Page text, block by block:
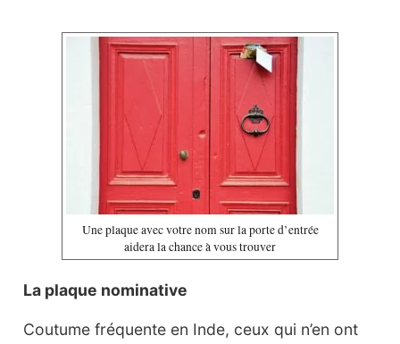
Une plaque avec votre nom sur la porte d’entrée
aidera la chance à vous trouver
La plaque nominative
Coutume fréquente en Inde, ceux qui n’en ont